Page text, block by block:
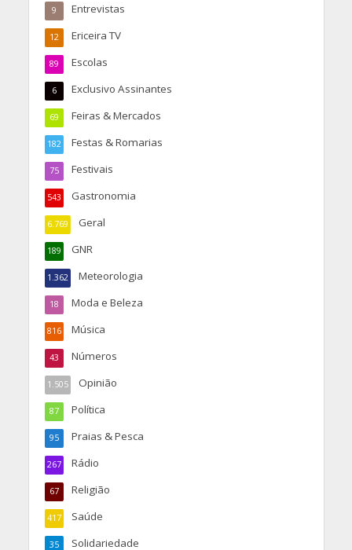
Entrevistas
9
Ericeira TV
12
Escolas
89
Exclusivo Assinantes
6
Feiras & Mercados
69
Festas & Romarias
182
Festivais
75
Gastronomia
543
Geral
6.769
GNR
189
Meteorologia
1.362
Moda e Beleza
18
Música
816
Números
43
Opinião
1.505
Política
87
Praias & Pesca
95
Rádio
267
Religião
67
Saúde
417
Solidariedade
35